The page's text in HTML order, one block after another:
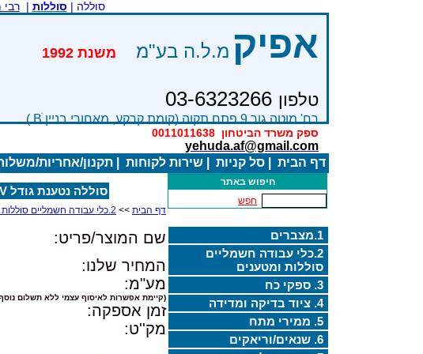
סוללה | סוללות |רבי
אפיק מ.ל.ה בע"מ
טלפון 03-6323266
רח' מוטה גור 9 פתח תקוה (קומת קרקע, מאחורי בניין Bׂ )
ספק משרד הביטחון 0011011638
yehuda.af@gmail.com
דף הבית סל קניות שירות לקוחות תקנון/אחריות/
חיפוש באתר
חפש
1.מצברים
2.כלי עבודה חשמליים
סוללות ומטענים
3. ספקי כח
4. ציוד בדיקה ומדידה
5. ממירי מתח
6. שנאים/וריאקים
סוללה נטענת גודל 2/3SUB C 1.2V
דף הבית >> 2.כלי עבודה חשמליים סוללות ומטענים
שם המוצר/פריט:
המחיר שלנו:
מע"מ:
(קיימת אפשרות לאיסוף עצמי ללא תשלום
זמן אספקה:
מק''ט: